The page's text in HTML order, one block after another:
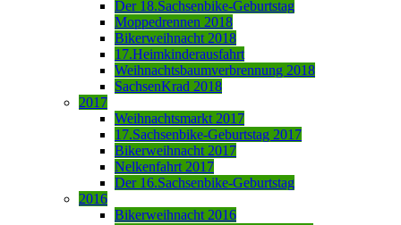
Der 18.Sachsenbike-Geburtstag
Moppedrennen 2018
Bikerweihnacht 2018
17.Heimkinderausfahrt
Weihnachtsbaumverbrennung 2018
SachsenKrad 2018
2017
Weihnachtsmarkt 2017
17.Sachsenbike-Geburtstag 2017
Bikerweihnacht 2017
Nelkenfahrt 2017
Der 16.Sachsenbike-Geburtstag
2016
Bikerweihnacht 2016